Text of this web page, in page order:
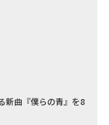
新曲『僕らの青』を8